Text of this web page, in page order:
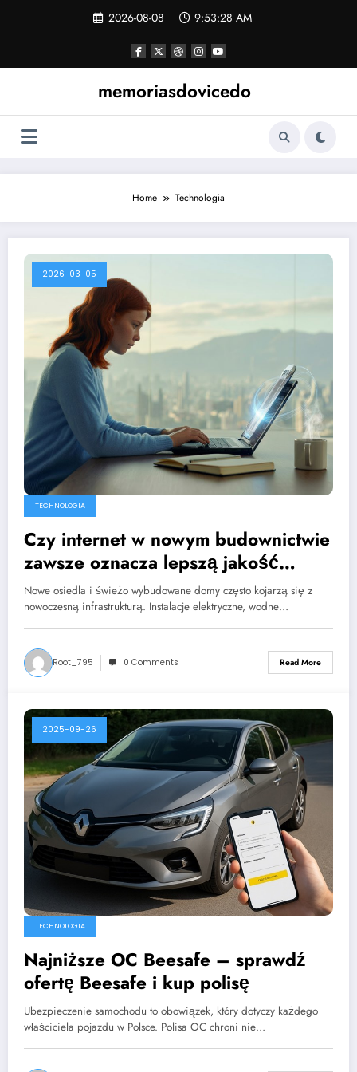
2026-08-08 9:53:28 AM
memoriasdovicedo
Home Technologia
2026-03-05
TECHNOLOGIA
Czy internet w nowym budownictwie
zawsze oznacza lepszą jakość
połączenia?
Nowe osiedla i świeżo wybudowane domy często kojarzą się z
nowoczesną infrastrukturą. Instalacje elektryczne, wodne…
Root_795 0 Comments Read More
2025-09-26
TECHNOLOGIA
Najniższe OC Beesafe – sprawdź
ofertę Beesafe i kup polisę
Ubezpieczenie samochodu to obowiązek, który dotyczy każdego
właściciela pojazdu w Polsce. Polisa OC chroni nie…